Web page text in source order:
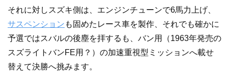
それに対しスズキ側は、エンジンチューンで6馬力上げ、
サスペンション も固めたレース車を製作、それでも確かに
予選ではスバルの後塵を拝するも、バン用（1963年発売の
スズライトバンFE用？）の加速重視型ミッションへ載せ
替えて決勝へ挑みます。